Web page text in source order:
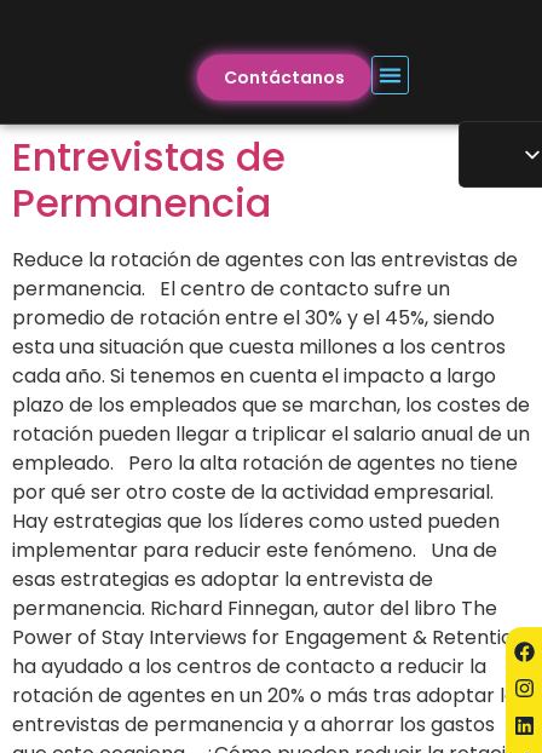
Contáctanos
Entrevistas de
Permanencia
Reduce la rotación de agentes con las entrevistas de
permanencia. El centro de contacto sufre un
promedio de rotación entre el 30% y el 45%, siendo
esta una situación que cuesta millones a los centros
cada año. Si tenemos en cuenta el impacto a largo
plazo de los empleados que se marchan, los costes de
rotación pueden llegar a triplicar el salario anual de un
empleado. Pero la alta rotación de agentes no tiene
por qué ser otro coste de la actividad empresarial.
Hay estrategias que los líderes como usted pueden
implementar para reducir este fenómeno. Una de
esas estrategias es adoptar la entrevista de
permanencia. Richard Finnegan, autor del libro The
Power of Stay Interviews for Engagement & Retention,
ha ayudado a los centros de contacto a reducir la
rotación de agentes en un 20% o más tras adoptar las
entrevistas de permanencia y a ahorrar los gastos